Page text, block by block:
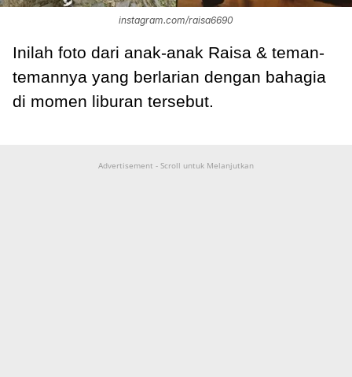
instagram.com/raisa6690
Inilah foto dari anak-anak Raisa & teman-
temannya yang berlarian dengan bahagia
di momen liburan tersebut.
Advertisement - Scroll untuk Melanjutkan